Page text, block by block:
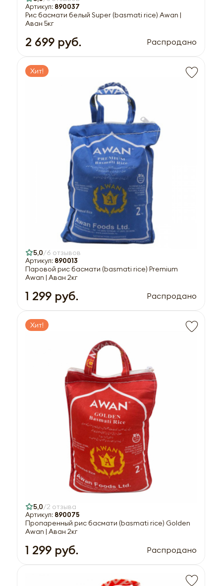
Артикул: 890037
Рис басмати белый Super (basmati rice) Awan |
Аван 5кг
2 699 руб. Распродано
Хит!
5,0 6 отзывов
Артикул: 890013
Паровой рис басмати (basmati rice) Premium
Awan | Аван 2кг
1 299 руб. Распродано
Хит!
5,0 2 отзыва
Артикул: 890075
Пропаренный рис басмати (basmati rice) Golden
Awan | Аван 2кг
1 299 руб. Распродано